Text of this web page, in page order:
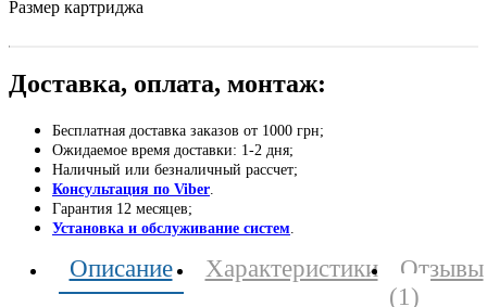
Размер картриджа
Доставка, оплата, монтаж:
Бесплатная доставка заказов от 1000 грн;
Ожидаемое время доставки: 1-2 дня;
Наличный или безналичный рассчет;
Консультация по Viber
Гарантия 12 месяцев;
Установка и обслуживание систем
Описание Характеристики
Отзывы
(1)